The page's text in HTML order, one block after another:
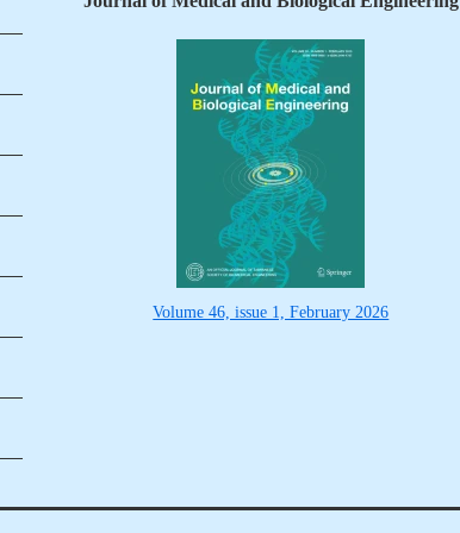
Volume 46, issue 1, February 2026